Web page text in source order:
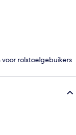
rolstoelgebuikers